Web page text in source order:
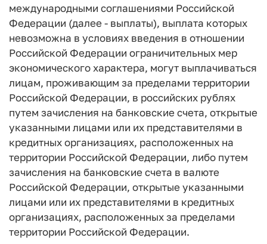
международными соглашениями Российской
Федерации (далее - выплаты), выплата которых
невозможна в условиях введения в отношении
Российской Федерации ограничительных мер
экономического характера, могут выплачиваться
лицам, проживающим за пределами территории
Российской Федерации, в российских рублях
путем зачисления на банковские счета, открытые
указанными лицами или их представителями в
кредитных организациях, расположенных на
территории Российской Федерации, либо путем
зачисления на банковские счета в валюте
Российской Федерации, открытые указанными
лицами или их представителями в кредитных
организациях, расположенных за пределами
территории Российской Федерации.